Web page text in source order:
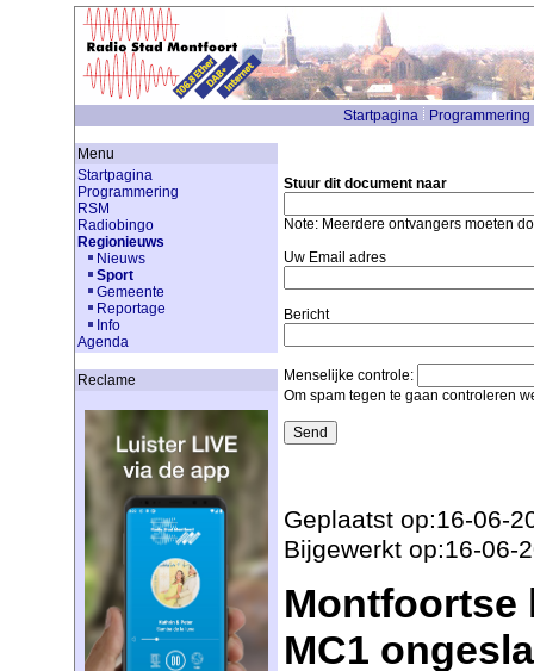
Startpagina Programmering
Menu
Startpagina
Programmering
RSM
Radiobingo
Regionieuws
Nieuws
Sport
Gemeente
Reportage
Info
Agenda
Reclame
Stuur dit document naar
Note: Meerdere ontvangers moeten
Uw Email adres
Bericht
Menselijke controle:
Om spam tegen te gaan controleren
Geplaatst op:16-06-
Bijgewerkt op:16-06-
Montfoortse
MC1